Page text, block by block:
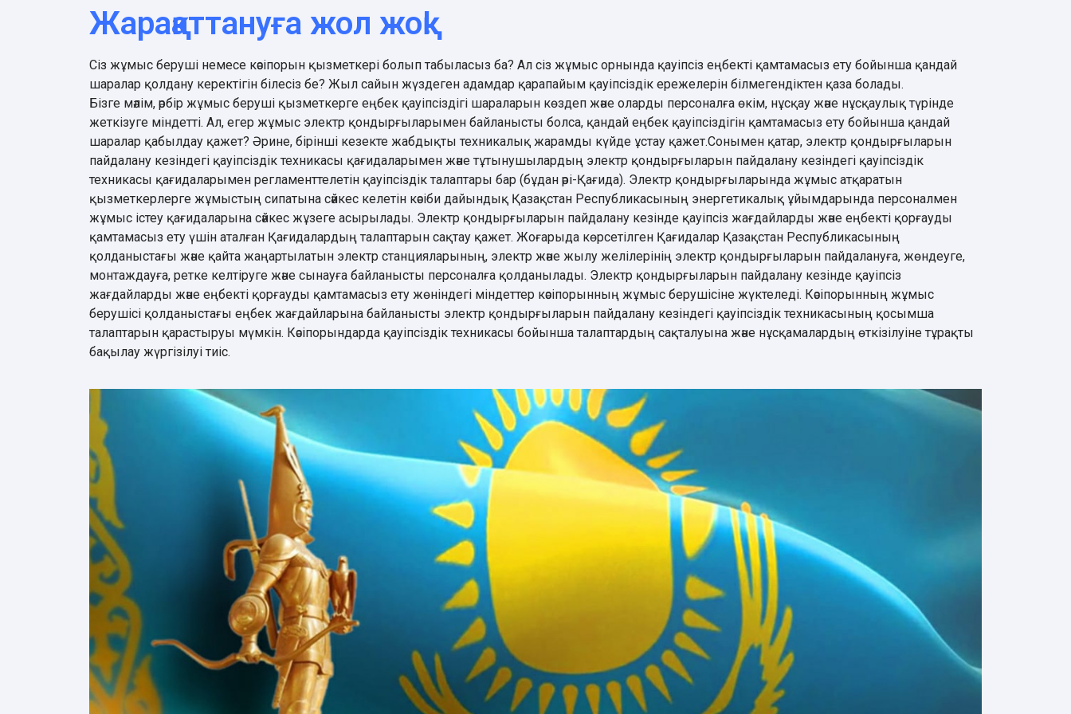
Жарақаттануға жол жоқ!
Сіз жұмыс беруші немесе кәсіпорын қызметкері болып табыласыз ба? Ал сіз жұмыс орнында қауіпсіз еңбекті қамтамасыз ету бойынша қандай
шаралар қолдану керектігін білесіз бе? Жыл сайын жүздеген адамдар қарапайым қауіпсіздік ережелерін білмегендіктен қаза болады.
Бізге мәлім, әрбір жұмыс беруші қызметкерге еңбек қауіпсіздігі шараларын көздеп және оларды персоналға өкім, нұсқау және нұсқаулық түрінде
жеткізуге міндетті. Ал, егер жұмыс электр қондырғыларымен байланысты болса, қандай еңбек қауіпсіздігін қамтамасыз ету бойынша қандай
шаралар қабылдау қажет? Әрине, бірінші кезекте жабдықты техникалық жарамды күйде ұстау қажет.Сонымен қатар, электр қондырғыларын
пайдалану кезіндегі қауіпсіздік техникасы қағидаларымен және тұтынушылардың электр қондырғыларын пайдалану кезіндегі қауіпсіздік
техникасы қағидаларымен регламенттелетін қауіпсіздік талаптары бар (бұдан әрі-Қағида). Электр қондырғыларында жұмыс атқаратын
қызметкерлерге жұмыстың сипатына сәйкес келетін кәсіби дайындық Қазақстан Республикасының энергетикалық ұйымдарында персоналмен
жұмыс істеу қағидаларына сәйкес жұзеге асырылады. Электр қондырғыларын пайдалану кезінде қауіпсіз жағдайларды және еңбекті қорғауды
қамтамасыз ету үшін аталған Қағидалардың талаптарын сақтау қажет. Жоғарыда көрсетілген Қағидалар Қазақстан Республикасының
қолданыстағы және қайта жаңартылатын электр станцияларының, электр және жылу желілерінің электр қондырғыларын пайдалануға, жөндеуге,
монтаждауға, ретке келтіруге және сынауға байланысты персоналға қолданылады. Электр қондырғыларын пайдалану кезінде қауіпсіз
жағдайларды және еңбекті қорғауды қамтамасыз ету жөніндегі міндеттер кәсіпорынның жұмыс берушісіне жүктеледі. Кәсіпорынның жұмыс
берушісі қолданыстағы еңбек жағдайларына байланысты электр қондырғыларын пайдалану кезіндегі қауіпсіздік техникасының қосымша
талаптарын қарастыруы мүмкін. Кәсіпорындарда қауіпсіздік техникасы бойынша талаптардың сақталуына және нұсқамалардың өткізілуіне тұрақты
бақылау жүргізілуі тиіс.